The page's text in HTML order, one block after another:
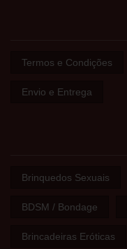
Termos e Condições
Envio e Entrega
Brinquedos Sexuais
BDSM / Bondage
Brincadeiras Eróticas